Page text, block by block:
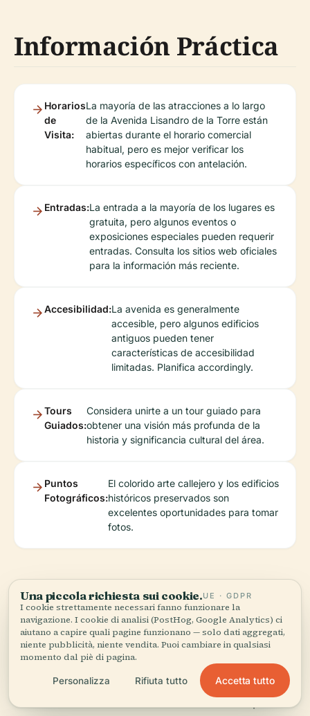
Información Práctica
Horarios
de
Visita:
La mayoría de las atracciones a lo largo
de la Avenida Lisandro de la Torre están
abiertas durante el horario comercial
habitual, pero es mejor verificar los
horarios específicos con antelación.
Entradas:La entrada a la mayoría de los lugares es
gratuita, pero algunos eventos o
exposiciones especiales pueden requerir
entradas. Consulta los sitios web oficiales
para la información más reciente.
Accesibilidad:La avenida es generalmente
accesible, pero algunos edificios
antiguos pueden tener
características de accesibilidad
limitadas. Planifica accordingly.
Tours
Guiados:
Considera unirte a un tour guiado para
obtener una visión más profunda de la
historia y significancia cultural del área.
Puntos
Fotográficos:
El colorido arte callejero y los edificios
históricos preservados son
excelentes oportunidades para tomar
fotos.
Preguntas Frecuentes
Q: ¿Cuál es el mejor momento para visitar la
Avenida Lisandro de la Torre?
La avenida se disfruta durante todo el año, pero
visitar durante uno de los festivales locales puede
Una piccola richiesta sui cookie.UE · GDPR
I cookie strettamente necessari fanno funzionare la
navigazione. I cookie di analisi (PostHog, Google Analytics) ci
aiutano a capire quali pagine funzionano — solo dati aggregati,
niente pubblicità, niente vendita. Puoi cambiare in qualsiasi
momento dal piè di pagina.
Personalizza Rifiuta tutto Accetta tutto